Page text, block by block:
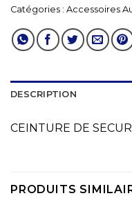
Catégories : Accessoires
DESCRIPTION
CEINTURE DE
PRODUITS